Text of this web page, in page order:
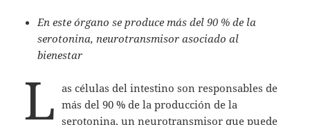
En este órgano se produce más del 90 % de la
serotonina, neurotransmisor asociado al
bienestar
L as células del intestino son responsables de
más del 90 % de la producción de la
serotonina, un neurotransmisor que puede